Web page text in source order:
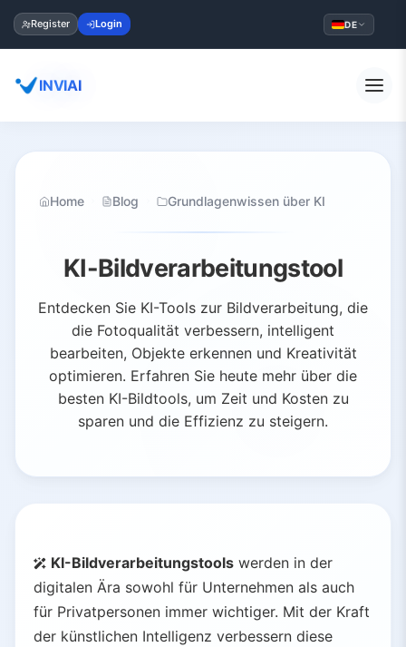
Register Login DE
INVIAI
Home Blog Grundlagenwissen über KI
KI-Bildverarbeitungstool
Entdecken Sie KI-Tools zur Bildverarbeitung, die
die Fotoqualität verbessern, intelligent
bearbeiten, Objekte erkennen und Kreativität
optimieren. Erfahren Sie heute mehr über die
besten KI-Bildtools, um Zeit und Kosten zu
sparen und die Effizienz zu steigern.
KI-Bildverarbeitungstools werden in der
digitalen Ära sowohl für Unternehmen als auch
für Privatpersonen immer wichtiger. Mit der Kraft
der künstlichen Intelligenz verbessern diese